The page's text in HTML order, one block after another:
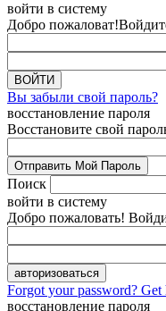
войти в систему
Добро пожаловат!
Вы забыли свой пароль?
восстановление пароля
Восстановите свой
Поиск
войти в систему
Добро пожаловать!
Forgot your password? Get
восстановление пароля